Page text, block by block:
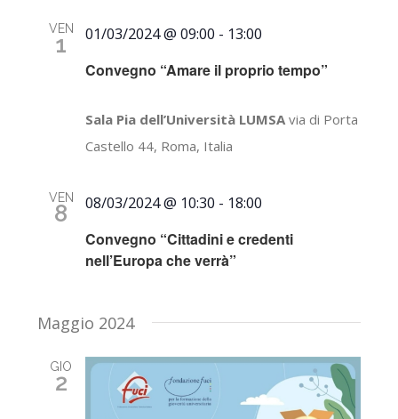
VEN
1
Convegno “Amare il proprio tempo”
01/03/2024 @ 09:00 - 13:00
Sala Pia dell’Università LUMSA via di Porta
Castello 44, Roma, Italia
VEN
8
Convegno “Cittadini e credenti
nell’Europa che verrà”
08/03/2024 @ 10:30 - 18:00
Maggio 2024
GIO
2